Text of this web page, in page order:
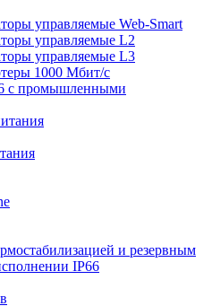
управляемые Web-Smart
управляемые L2
управляемые L3
1000 Мбит/с
c промышленными
и резервным
IP66